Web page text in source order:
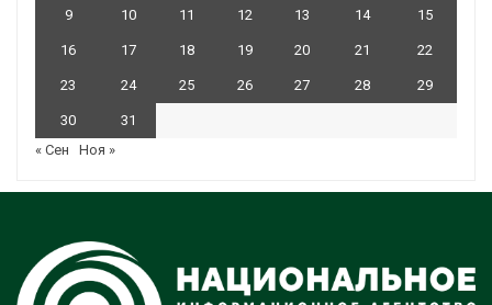
9 10 11 12 13 14 15
16 17 18 19 20 21 22
23 24 25 26 27 28 29
30
31
« Сен
Ноя »